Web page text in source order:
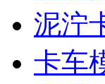
泥泞
卡车